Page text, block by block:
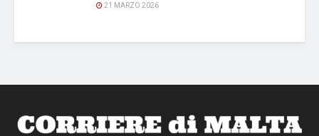
21 MARZO 2026